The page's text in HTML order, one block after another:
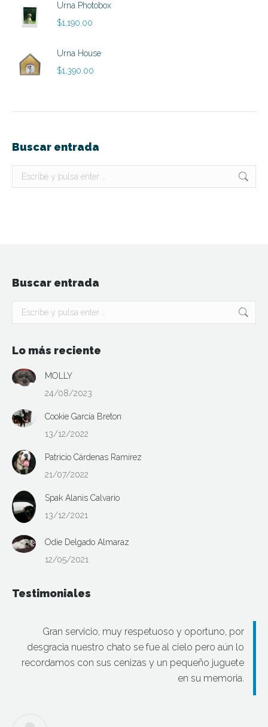
Urna Photobox
$1,190.00
Urna House
$1,390.00
Buscar entrada
Buscar:
Buscar entrada
Buscar:
Lo más reciente
MOLLY
24/08/2023
Cookie García Breton
13/12/2022
Patricio Cárdenas Ramírez
21/07/2022
Spak Alanis Calvario
13/12/2021
Odie Delgado Almaraz
12/05/2021
Testimoniales
Gran servicio, muy respetuoso y oportuno, por
desgracia nuestro chato se fue al cielo pero aún lo
recordamos con sus cenizas y un pequeño juguete
en su memoria.